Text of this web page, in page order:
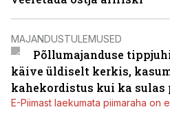
MAJANDUSTULEMUSED
Põllumajanduse
käive üldiselt kerkis,
kahekordistus kui ka sulas
E-Piimast laekumata piimaraha on